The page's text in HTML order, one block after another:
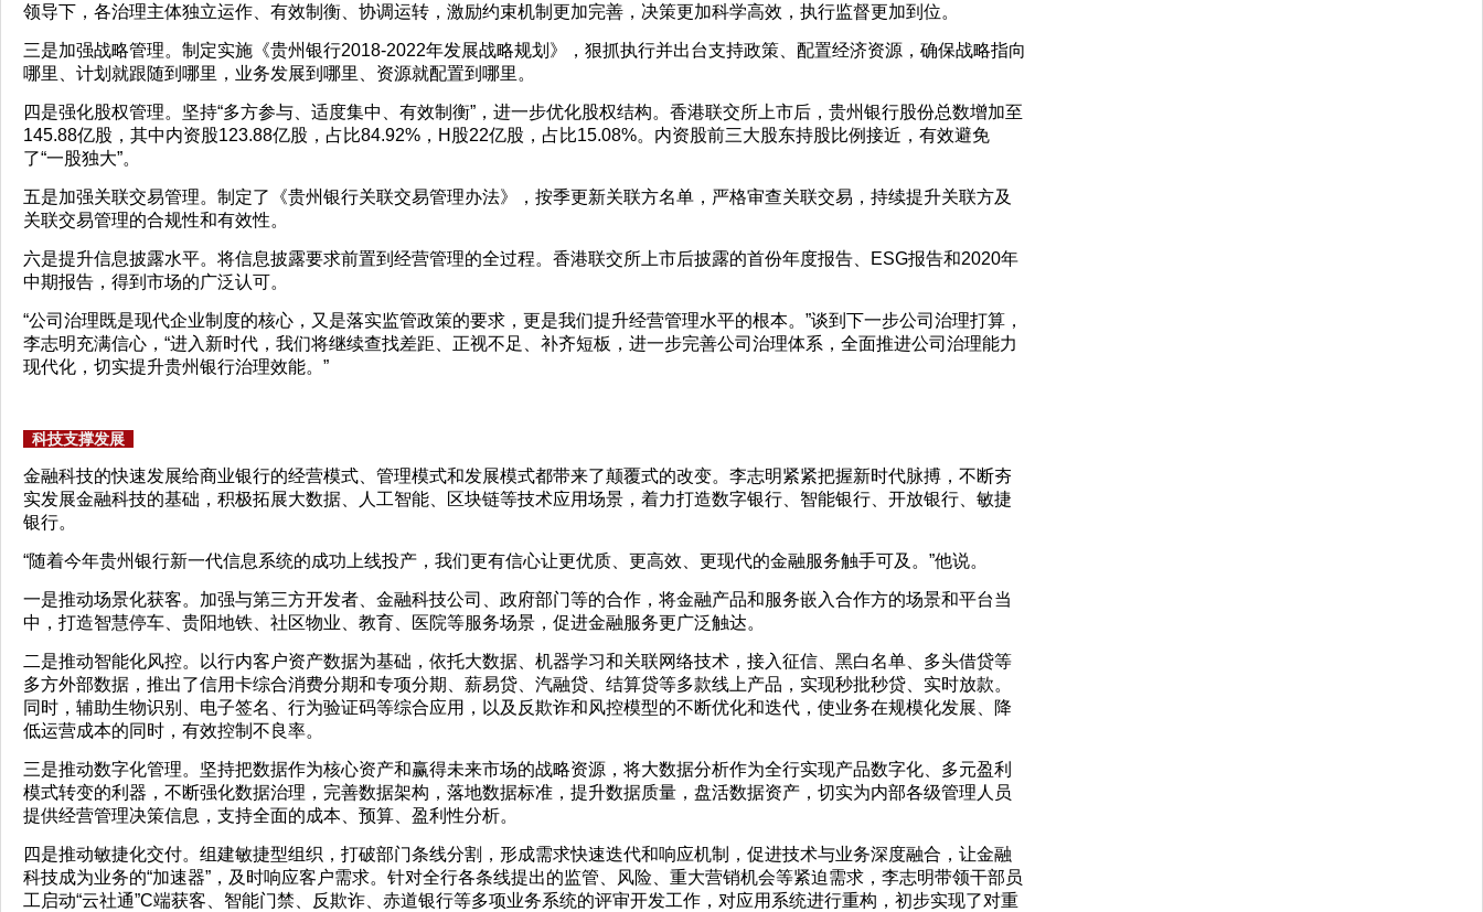
领导下，各治理主体独立运作、有效制衡、协调运转，激励约束机制更加完善，决策更加科学高效，执行监督更加到位。
三是加强战略管理。制定实施《贵州银行2018-2022年发展战略规划》，狠抓执行并出台支持政策、配置经济资源，确保战略指向
哪里、计划就跟随到哪里，业务发展到哪里、资源就配置到哪里。
四是强化股权管理。坚持“多方参与、适度集中、有效制衡”，进一步优化股权结构。香港联交所上市后，贵州银行股份总数增加至
145.88亿股，其中内资股123.88亿股，占比84.92%，H股22亿股，占比15.08%。内资股前三大股东持股比例接近，有效避免
了“一股独大”。
五是加强关联交易管理。制定了《贵州银行关联交易管理办法》，按季更新关联方名单，严格审查关联交易，持续提升关联方及
关联交易管理的合规性和有效性。
六是提升信息披露水平。将信息披露要求前置到经营管理的全过程。香港联交所上市后披露的首份年度报告、ESG报告和2020年
中期报告，得到市场的广泛认可。
“公司治理既是现代企业制度的核心，又是落实监管政策的要求，更是我们提升经营管理水平的根本。”谈到下一步公司治理打算，
李志明充满信心，“进入新时代，我们将继续查找差距、正视不足、补齐短板，进一步完善公司治理体系，全面推进公司治理能力
现代化，切实提升贵州银行治理效能。”
科技支撑发展
金融科技的快速发展给商业银行的经营模式、管理模式和发展模式都带来了颠覆式的改变。李志明紧紧把握新时代脉搏，不断夯
实发展金融科技的基础，积极拓展大数据、人工智能、区块链等技术应用场景，着力打造数字银行、智能银行、开放银行、敏捷
银行。
“随着今年贵州银行新一代信息系统的成功上线投产，我们更有信心让更优质、更高效、更现代的金融服务触手可及。”他说。
一是推动场景化获客。加强与第三方开发者、金融科技公司、政府部门等的合作，将金融产品和服务嵌入合作方的场景和平台当
中，打造智慧停车、贵阳地铁、社区物业、教育、医院等服务场景，促进金融服务更广泛触达。
二是推动智能化风控。以行内客户资产数据为基础，依托大数据、机器学习和关联网络技术，接入征信、黑白名单、多头借贷等
多方外部数据，推出了信用卡综合消费分期和专项分期、薪易贷、汽融贷、结算贷等多款线上产品，实现秒批秒贷、实时放款。
同时，辅助生物识别、电子签名、行为验证码等综合应用，以及反欺诈和风控模型的不断优化和迭代，使业务在规模化发展、降
低运营成本的同时，有效控制不良率。
三是推动数字化管理。坚持把数据作为核心资产和赢得未来市场的战略资源，将大数据分析作为全行实现产品数字化、多元盈利
模式转变的利器，不断强化数据治理，完善数据架构，落地数据标准，提升数据质量，盘活数据资产，切实为内部各级管理人员
提供经营管理决策信息，支持全面的成本、预算、盈利性分析。
四是推动敏捷化交付。组建敏捷型组织，打破部门条线分割，形成需求快速迭代和响应机制，促进技术与业务深度融合，让金融
科技成为业务的“加速器”，及时响应客户需求。针对全行各条线提出的监管、风险、重大营销机会等紧迫需求，李志明带领干部员
工启动“云社通”C端获客、智能门禁、反欺诈、赤道银行等多项业务系统的评审开发工作，对应用系统进行重构，初步实现了对重